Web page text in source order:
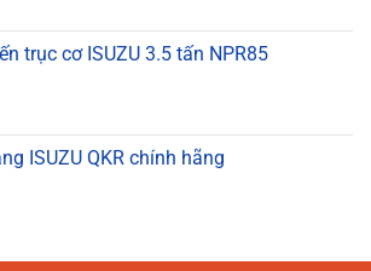
trục cơ ISUZU 3.5 tấn NPR85
ISUZU QKR chính hãng